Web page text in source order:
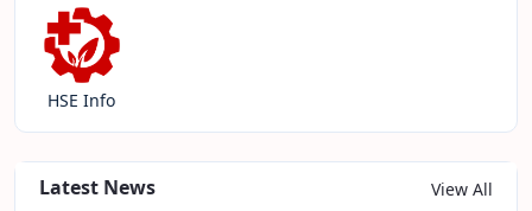
HSE Info
Latest News View All